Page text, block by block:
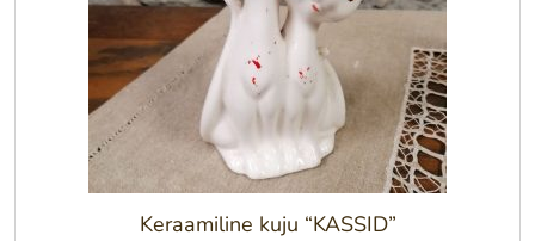
Keraamiline kuju “KASSID”